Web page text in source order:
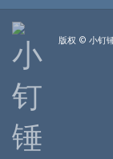
版权 © 小钉